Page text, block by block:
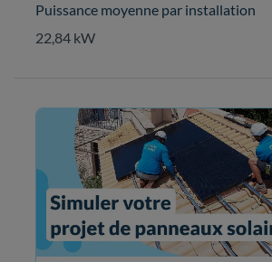
Puissance moyenne par installation
22,84 kW